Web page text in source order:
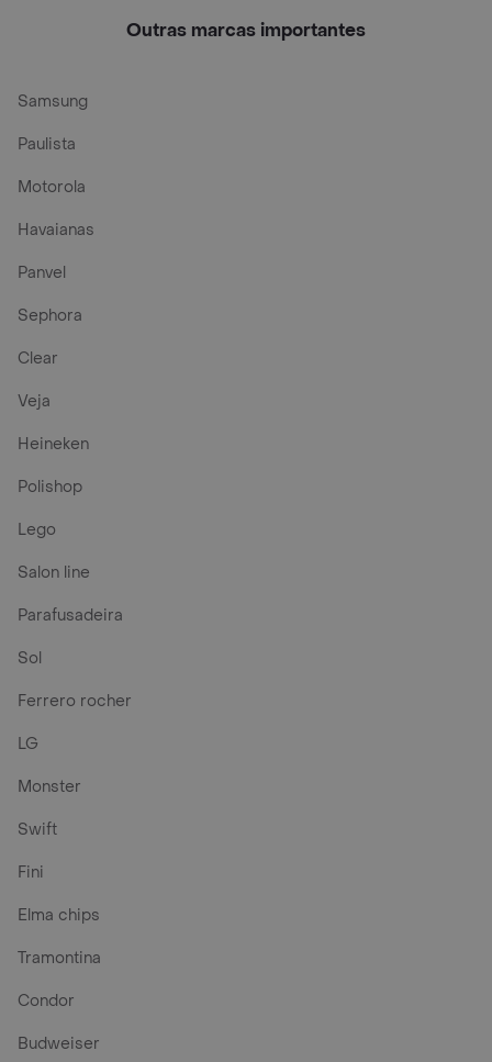
Outras marcas importantes
Samsung
Paulista
Motorola
Havaianas
Panvel
Sephora
Clear
Veja
Heineken
Polishop
Lego
Salon line
Parafusadeira
Sol
Ferrero rocher
LG
Monster
Swift
Fini
Elma chips
Tramontina
Condor
Budweiser